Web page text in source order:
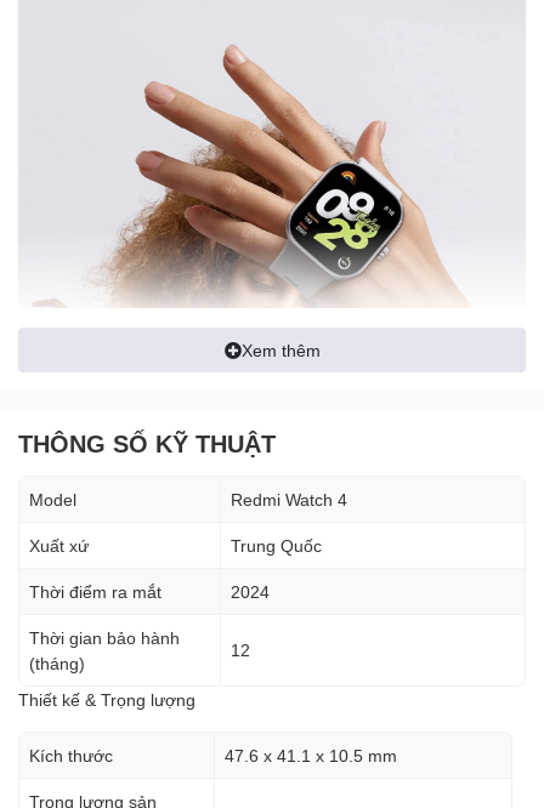
Xem thêm
THÔNG SỐ KỸ THUẬT
Model Redmi Watch 4
Xuất xứ Trung Quốc
Thời điểm ra mắt 2024
Thời gian bảo hành
(tháng)
12
Thiết kế & Trọng lượng
Kích thước 47.6 x 41.1 x 10.5 mm
Trọng lượng sản